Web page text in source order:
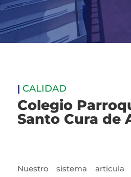
| CALIDAD
Colegio
Santo Cura de
Nuestro sistema